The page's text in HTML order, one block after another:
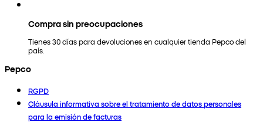
Compra sin preocupaciones
Tienes 30 días para devoluciones en cualquier tienda Pepco del
país.
Pepco
RGPD
Cláusula informativa sobre el tratamiento de datos personales
para la emisión de facturas